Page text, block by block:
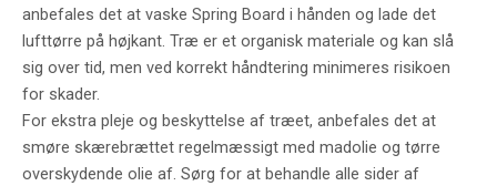
anbefales det at vaske Spring Board i hånden og lade det
lufttørre på højkant. Træ er et organisk materiale og kan slå
sig over tid, men ved korrekt håndtering minimeres risikoen
for skader.
For ekstra pleje og beskyttelse af træet, anbefales det at
smøre skærebrættet regelmæssigt med madolie og tørre
overskydende olie af. Sørg for at behandle alle sider af